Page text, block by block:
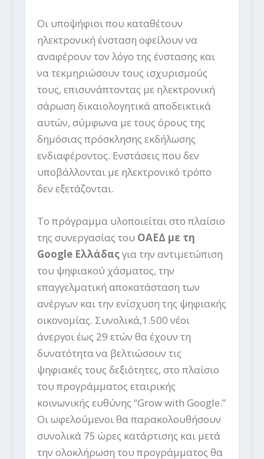
Οι υποψήφιοι που καταθέτουν
ηλεκτρονική ένσταση οφείλουν να
αναφέρουν τον λόγο της ένστασης και
να τεκμηριώσουν τους ισχυρισμούς
τους, επισυνάπτοντας με ηλεκτρονική
σάρωση δικαιολογητικά αποδεικτικά
αυτών, σύμφωνα με τους όρους της
δημόσιας πρόσκλησης εκδήλωσης
ενδιαφέροντος. Ενστάσεις που δεν
υποβάλλονται με ηλεκτρονικό τρόπο
δεν εξετάζονται.
Το πρόγραμμα υλοποιείται στο πλαίσιο
της συνεργασίας του ΟΑΕΔ με τη
Google Ελλάδαςγια την αντιμετώπιση
του ψηφιακού χάσματος, την
επαγγελματική αποκατάσταση των
ανέργων και την ενίσχυση της ψηφιακής
οικονομίας. Συνολικά,1.500 νέοι
άνεργοι έως 29 ετών θα έχουν τη
δυνατότητα να βελτιώσουν τις
ψηφιακές τους δεξιότητες, στο πλαίσιο
του προγράμματος εταιρικής
κοινωνικής ευθύνης “Grow with Google.”
Οι ωφελούμενοι θα παρακολουθήσουν
συνολικά 75 ώρες κατάρτισης και μετά
την ολοκλήρωση του προγράμματος θα